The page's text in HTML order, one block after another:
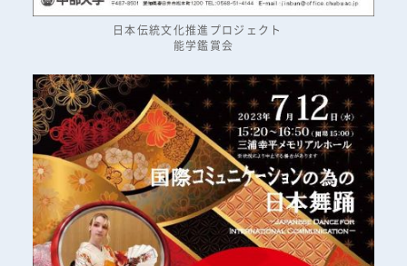
日本伝統文化推進プロジェクト
能学鑑賞会